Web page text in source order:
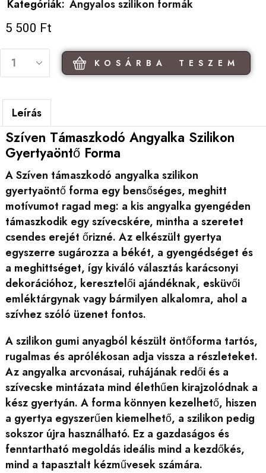
Kategóriák: Angyalos szilikon formák
5 500 Ft
KOSÁRBA TESZEM
Leírás
Szíven Támaszkodó Angyalka Szilikon
Gyertyaöntő Forma
A Szíven támaszkodó angyalka szilikon
gyertyaöntő forma egy bensőséges, meghitt
motívumot ragad meg: a kis angyalka gyengéden
támaszkodik egy szívecskére, mintha a szeretet
csendes erejét őrizné. Az elkészült gyertya
egyszerre sugározza a békét, a gyengédséget és
a meghittséget, így kiváló választás karácsonyi
dekorációhoz, keresztelői ajándéknak, esküvői
emléktárgynak vagy bármilyen alkalomra, ahol a
szívhez szóló üzenet fontos.
A szilikon gumi anyagból készült öntőforma tartós,
rugalmas és aprólékosan adja vissza a részleteket.
Az angyalka arcvonásai, ruhájának redői és a
szívecske mintázata mind élethűen kirajzolódnak a
kész gyertyán. A forma könnyen kezelhető, hiszen
a gyertya egyszerűen kiemelhető, a szilikon pedig
sokszor újra használható. Ez a gazdaságos és
fenntartható megoldás ideális mind a kezdőkés,
mind a tapasztalt kézművesek számára.